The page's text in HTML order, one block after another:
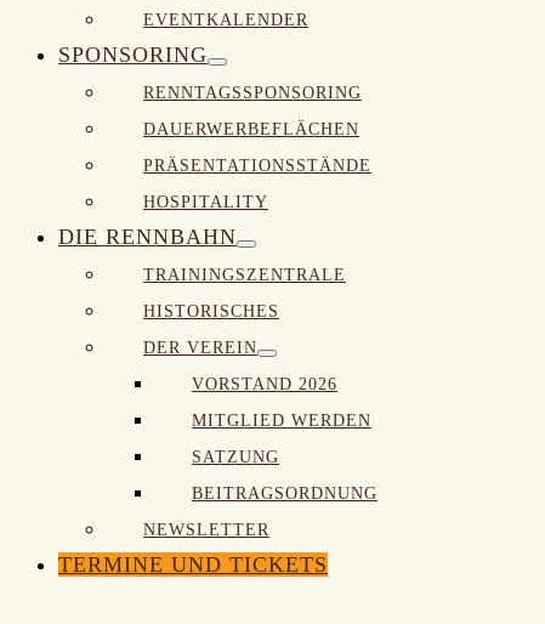
EVENTKALENDER
SPONSORING
RENNTAGSSPONSORING
DAUERWERBEFLÄCHEN
PRÄSENTATIONSSTÄNDE
HOSPITALITY
DIE RENNBAHN
TRAININGSZENTRALE
HISTORISCHES
DER VEREIN
Schalter
VORSTAND 2026
MITGLIED WERDEN
SATZUNG
BEITRAGSORDNUNG
NEWSLETTER
TERMINE UND TICKETS